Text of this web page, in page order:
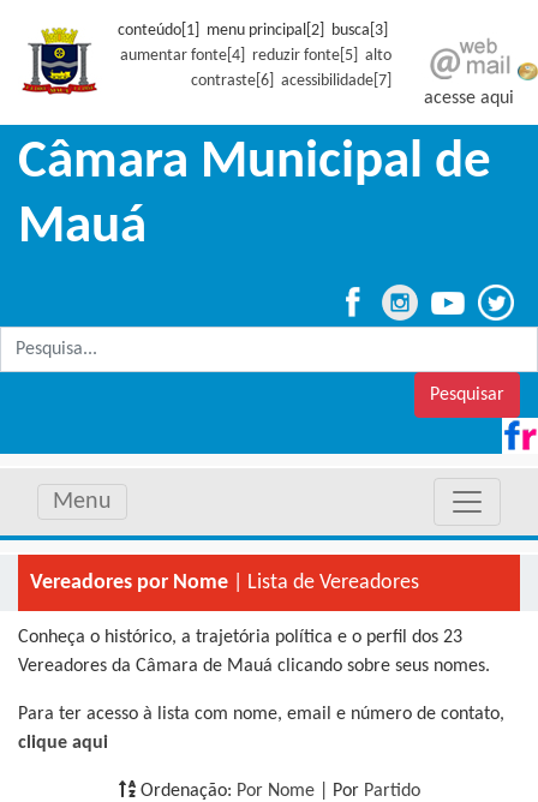
conteúdo[1] menu principal[2] busca[3]
aumentar fonte[4]
reduzir fonte[5]
alto
contraste[6]
acessibilidade[7]
acesse aqui
Câmara Municipal de
Mauá
Pesquisar
Menu
Vereadores por Nome | Lista de Vereadores
Conheça o histórico, a trajetória política e o perfil dos 23
Vereadores da Câmara de Mauá clicando sobre seus nomes.
Para ter acesso à lista com nome, email e número de contato,
clique aqui
Ordenação: Por Nome| Por Partido